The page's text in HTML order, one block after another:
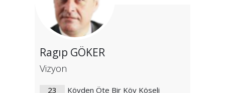
Ragıp GÖKER
Vizyon
23 Köyden Öte Bir Köy Köseli